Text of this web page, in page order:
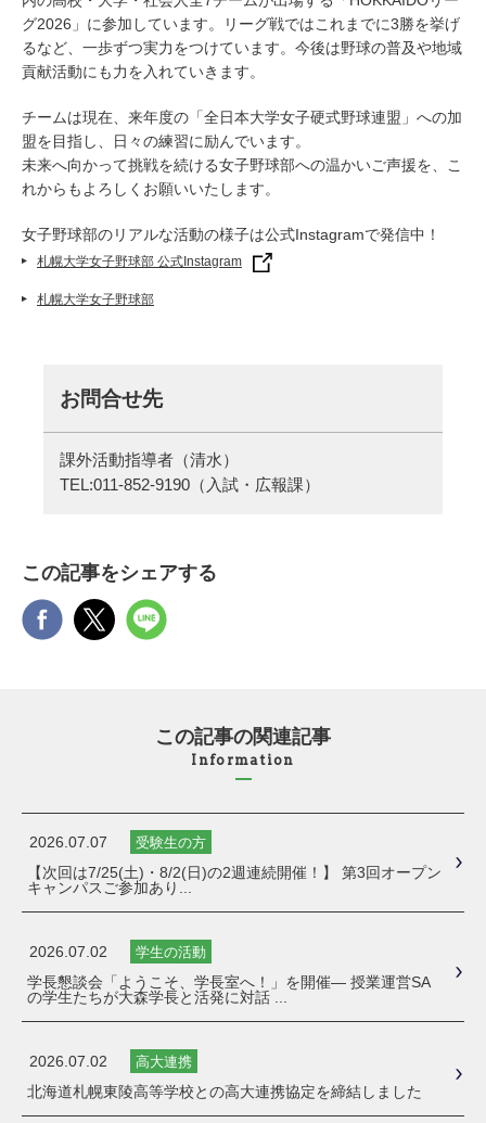
グ2026」に参加しています。リーグ戦ではこれまでに3勝を挙げ
るなど、一歩ずつ実力をつけています。今後は野球の普及や地域
貢献活動にも力を入れていきます。
チームは現在、来年度の「全日本大学女子硬式野球連盟」への加
盟を目指し、日々の練習に励んでいます。
未来へ向かって挑戦を続ける女子野球部への温かいご声援を、こ
れからもよろしくお願いいたします。
女子野球部のリアルな活動の様子は公式Instagramで発信中！
札幌大学女子野球部 公式Instagram
札幌大学女子野球部
お問合せ先
課外活動指導者（清水）
TEL:011-852-9190 （入試・広報課）
この記事をシェアする
この記事の関連記事
Information
2026.07.07 受験生の方
【次回は7/25(土)・8/2(日)の2週連続開催！】 第3回オープン
キャンパスご参加あり...
2026.07.02 学生の活動
学長懇談会「ようこそ、学長室へ！」を開催― 授業運営SA
の学生たちが大森学長と活発に対話 ...
2026.07.02 高大連携
北海道札幌東陵高等学校との高大連携協定を締結しました